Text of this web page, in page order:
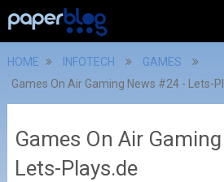
HOME INFOTECH
GAMES
Games On Air Gaming News #24 - Lets-
Games On Air
Lets-Plays.de